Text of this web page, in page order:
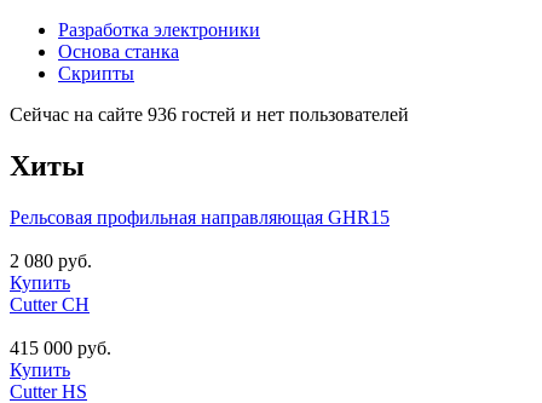
Разработка электроники
Основа станка
Скрипты
Сейчас на сайте 936 гостей и нет пользователей
Хиты
Рельсовая профильная направляющая GHR15
2 080 руб.
Купить
Cutter CH
415 000 руб.
Купить
Cutter HS